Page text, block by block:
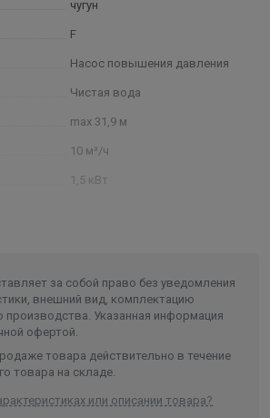
чугун
F
Насос повышения давления
Чистая вода
max 31,9 м
10 м³/ч
1,5 кВт
нержавеющая сталь
55
82.200
за собой право без уведомления
внешний вид, комплектацию
производства. Указанная информация
офертой.
товара действительно в течение
товара на складе.
или описании товара?